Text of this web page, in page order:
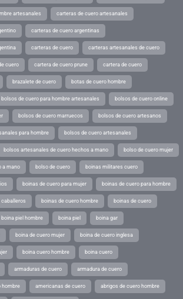
artesanales carteras de cuero artesanales
carteras de cuero argentinas
carteras de cuero carteras artesanales de cuero
cuero cartera de cuero prune cartera de cuero
brazalete de cuero botas de cuero hombre
bolsos de cuero para hombre artesanales bolsos de cuero online
bolsos de cuero marruecos bolsos de cuero artesanos
para hombre bolsos de cuero artesanales
bolsos artesanales de cuero hechos a mano bolso de cuero mujer
a mano bolso de cuero boinas militares cuero
boinas de cuero para mujer boinas de cuero para hombre
caballeros boinas de cuero hombre boinas de cuero
boina piel hombre boina piel boina gar
boina de cuero mujer boina de cuero inglesa
boina cuero hombre boina cuero
armaduras de cuero armadura de cuero
hombre americanas de cuero abrigos de cuero hombre